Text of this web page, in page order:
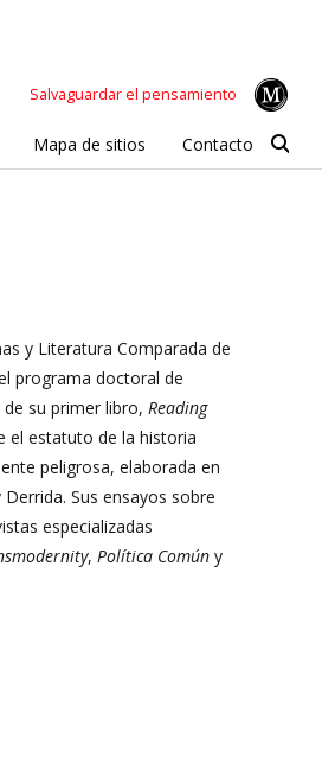
Salvaguardar el pensamiento
Mapa de sitios Contacto
y Literatura Comparada de
programa doctoral de
de su primer libro,Reading
el estatuto de la historia
peligrosa, elaborada en
Sus ensayos sobre
especializadas
,Política Comúny